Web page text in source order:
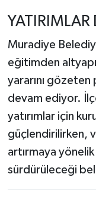
YATIRIMLAR
Muradiye
eğitimden
yararını
devam ediyor.
yatırımlar için
güçlendirilirken,
artırmaya yönelik
sürdürüleceği